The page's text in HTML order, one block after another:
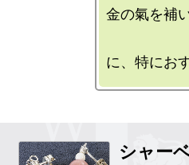
金の氣を補
シャー